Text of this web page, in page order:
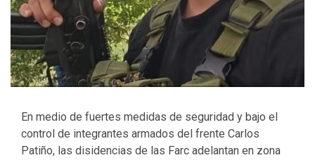
En medio de fuertes medidas de seguridad y bajo el
control de integrantes armados del frente Carlos
Patiño, las disidencias de las Farc adelantan en zona